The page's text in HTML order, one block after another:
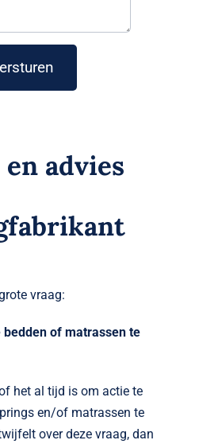
advies
vraag:
bedden of matrassen te
het al tijd is om actie te
en/of matrassen te
over deze vraag, dan